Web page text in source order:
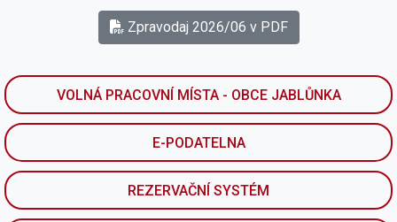
Zpravodaj 2026/06 v PDF
VOLNÁ PRACOVNÍ MÍSTA - OBCE JABLŮNKA
E-PODATELNA
REZERVAČNÍ SYSTÉM